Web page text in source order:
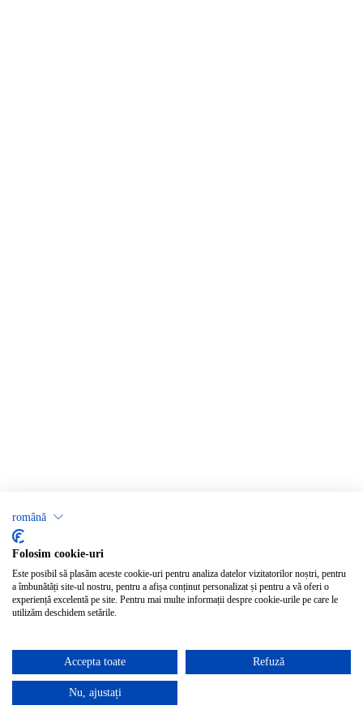
română
Folosim cookie-uri
Este posibil să plasăm aceste cookie-uri pentru analiza datelor vizitatorilor noștri, pentru
a îmbunătăți site-ul nostru, pentru a afișa conținut personalizat și pentru a vă oferi o
experiență excelentă pe site. Pentru mai multe informații despre cookie-urile pe care le
utilizăm deschidem setările.
Accepta toate Refuză
Nu, ajustați